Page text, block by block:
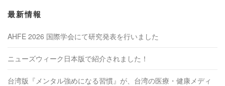
最新情報
AHFE 2026 国際学会にて研究発表を行いました
ニューズウィーク日本版で紹介されました！
台湾版『メンタル強めになる習慣』が、台湾の医療・健康メディ